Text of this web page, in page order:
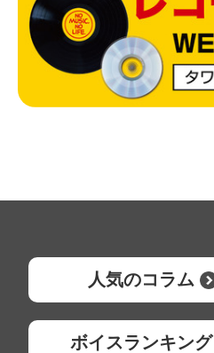
人気のコラム
ボイスランキング